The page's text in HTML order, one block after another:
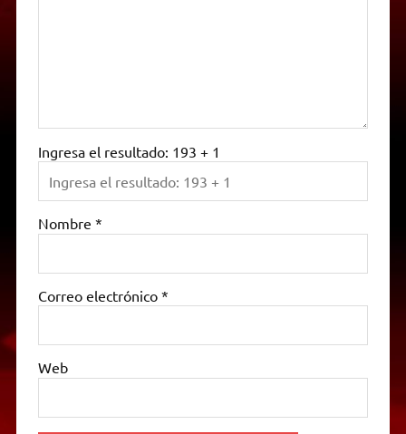
Ingresa el resultado: 193 + 1
Nombre *
Correo electrónico *
Web